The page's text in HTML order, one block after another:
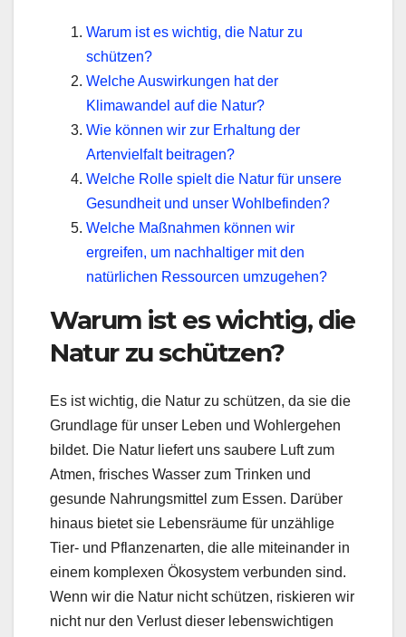
Warum ist es wichtig, die Natur zu
schützen?
Welche Auswirkungen hat der
Klimawandel auf die Natur?
Wie können wir zur Erhaltung der
Artenvielfalt beitragen?
Welche Rolle spielt die Natur für unsere
Gesundheit und unser Wohlbefinden?
Welche Maßnahmen können wir
ergreifen, um nachhaltiger mit den
natürlichen Ressourcen umzugehen?
Warum ist es wichtig, die
Natur zu schützen?
Es ist wichtig, die Natur zu schützen, da sie die
Grundlage für unser Leben und Wohlergehen
bildet. Die Natur liefert uns saubere Luft zum
Atmen, frisches Wasser zum Trinken und
gesunde Nahrungsmittel zum Essen. Darüber
hinaus bietet sie Lebensräume für unzählige
Tier- und Pflanzenarten, die alle miteinander in
einem komplexen Ökosystem verbunden sind.
Wenn wir die Natur nicht schützen, riskieren wir
nicht nur den Verlust dieser lebenswichtigen